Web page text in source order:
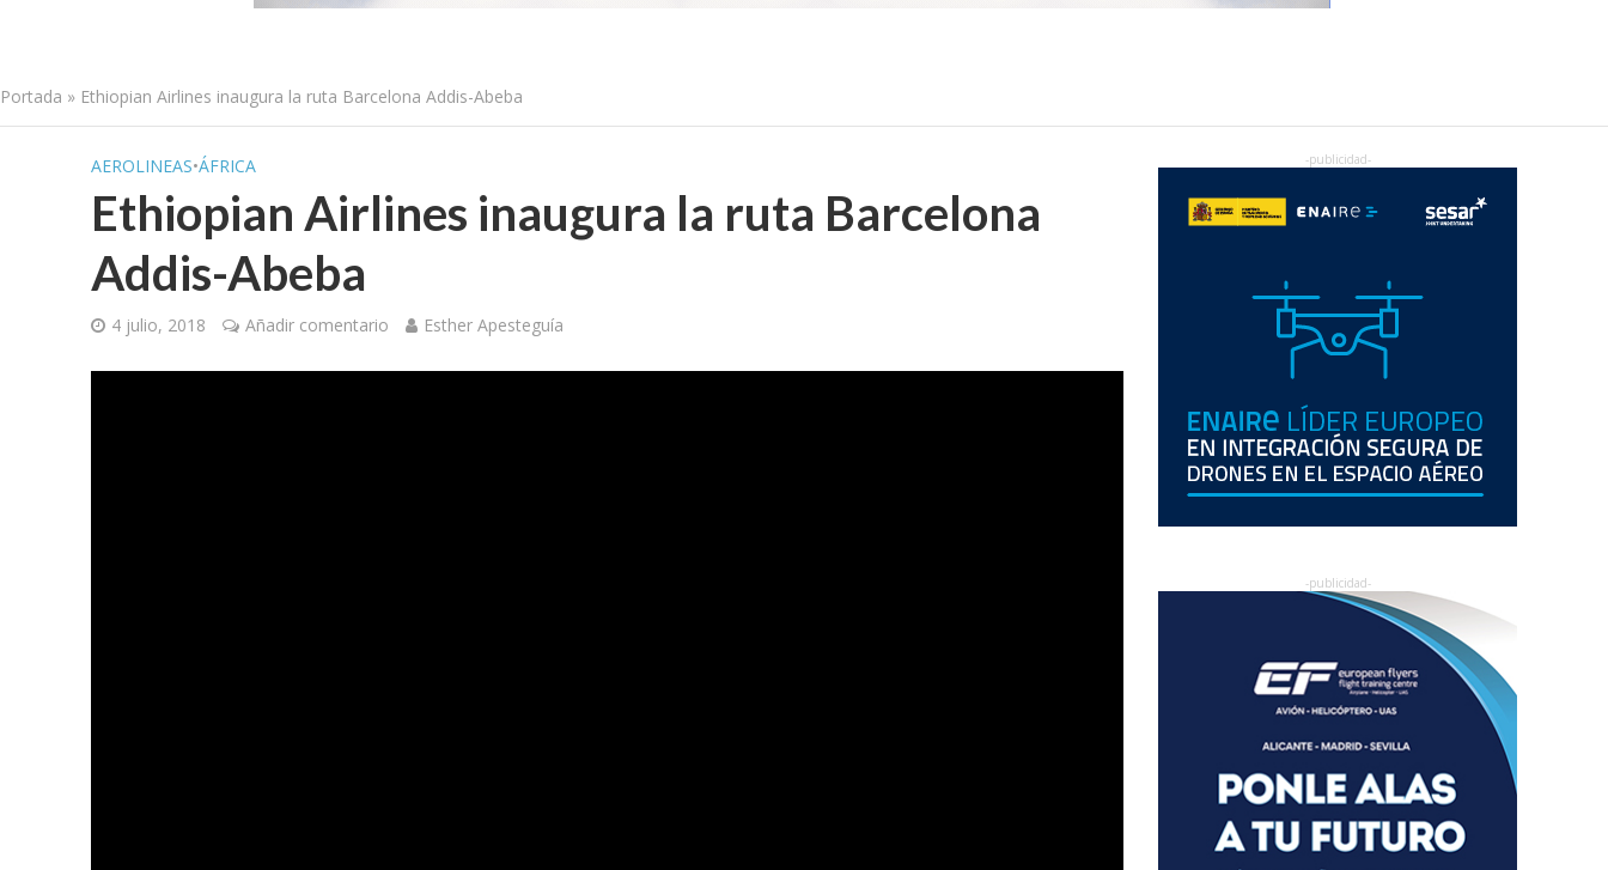
Portada » Ethiopian Airlines inaugura la ruta Barcelona Addis-Abeba
AEROLINEAS•ÁFRICA
Ethiopian Airlines inaugura la ruta Barcelona
Addis-Abeba
4 julio, 2018 Añadir comentario Esther Apesteguía